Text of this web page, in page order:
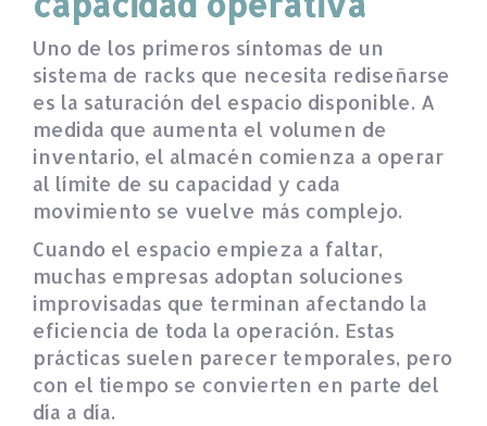
Uno de los primeros síntomas de un
sistema de racks que necesita rediseñarse
es la saturación del espacio disponible. A
medida que aumenta el volumen de
inventario, el almacén comienza a operar
al límite de su capacidad y cada
movimiento se vuelve más complejo.
Cuando el espacio empieza a faltar,
muchas empresas adoptan soluciones
improvisadas que terminan afectando la
eficiencia de toda la operación. Estas
prácticas suelen parecer temporales, pero
con el tiempo se convierten en parte del
día a día.